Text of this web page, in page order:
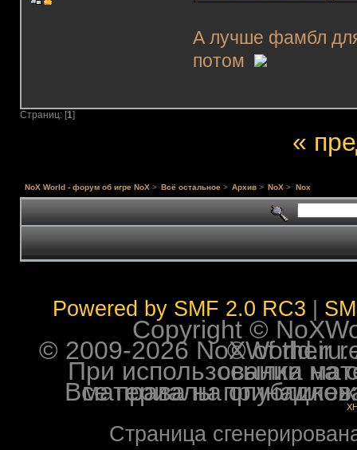
А лучше фамбл
потом
Страниц: [1]
«
NoX World - форум об игре NoX > Всё остальное > Архив > NoX > Nox
Powered by SMF 2.0 RC3
Copyright ©
© 2009-2026 NoXWorld.ru. All
При использовании
Все права на опубликованные на форуме
Страница